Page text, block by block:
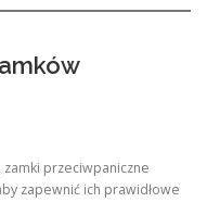
przeciwpaniczne
zapewnić ich prawidłowe